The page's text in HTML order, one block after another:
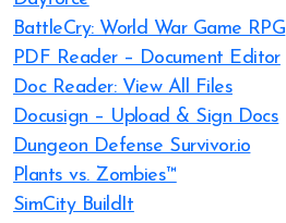
BattleCry: World War Game RPG
PDF Reader – Document Editor
Doc Reader: View All Files
Docusign – Upload & Sign Docs
Dungeon Defense Survivor.io
Plants vs. Zombies™
SimCity BuildIt